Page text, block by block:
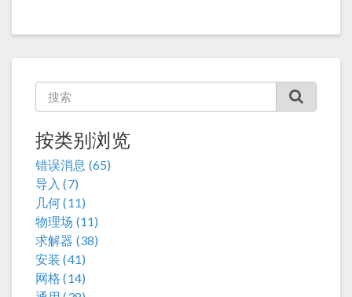
按类别浏览
错误消息 (65)
导入 (7)
几何 (11)
物理场 (11)
求解器 (38)
安装 (41)
网格 (14)